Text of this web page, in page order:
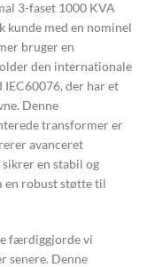
3-faset 1000 KVA
kunde med en nominel
bruger en
den internationale
IEC60076, der har et
Denne
transformer er
avanceret
en stabil og
en robust støtte til
færdiggjorde vi
senere. Denne